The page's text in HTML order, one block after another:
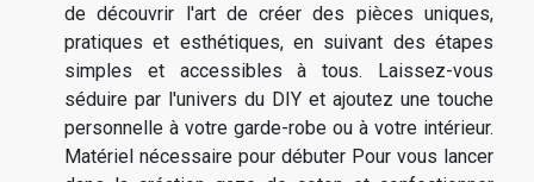
de découvrir l'art de créer des pièces uniques,
pratiques et esthétiques, en suivant des étapes
simples et accessibles à tous. Laissez-vous
séduire par l'univers du DIY et ajoutez une touche
personnelle à votre garde-robe ou à votre intérieur.
Matériel nécessaire pour débuter Pour vous lancer